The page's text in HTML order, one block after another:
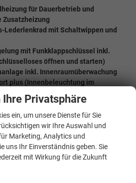
für Dauerbetrieb und
Lederlenkrad mit Schaltwippen und
mit Funkklappschlüssel inkl.
öffnen und starten)
inkl. Innenraumüberwachung
plus (Innenbeleuchtung im
Bereich)
""Toshima"" 7,5J x 18, in Schwarz
/ ArtVerlour
auf 5 Jahre / max. 100.000 Km
vorn, 4 USB-C-Ladebuchsen im
Privatsphäre
ein, um unsere Dienste für Sie
wir Ihre Auswahl und
Marketing, Analytics und
uns Ihr Einverständnis geben. Sie
mit Wirkung für die Zukunft